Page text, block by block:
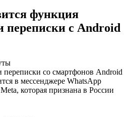
функция
переписки с Android
со смартфонов Android
в мессенджере WhatsApp
которая признана в России